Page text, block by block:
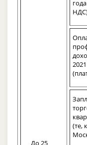
До 25
(те,